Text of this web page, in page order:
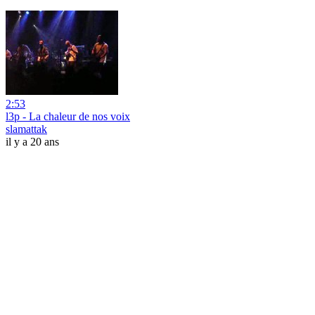
2:53
l3p - La chaleur de nos voix
slamattak
il y a 20 ans